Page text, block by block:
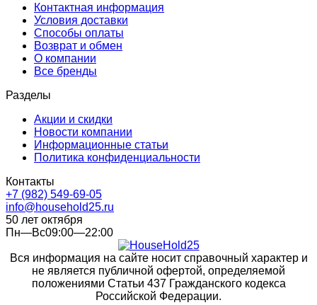
Контактная информация
Условия доставки
Способы оплаты
Возврат и обмен
О компании
Все бренды
Разделы
Акции и скидки
Новости компании
Информационные статьи
Политика конфиденциальности
Контакты
+7 (982) 549-69-05
info@household25.ru
50 лет октября
Пн—Вс09:00—22:00
Вся информация на сайте носит справочный характер и
не является публичной офертой, определяемой
положениями Статьи 437 Гражданского кодекса
Российской Федерации.